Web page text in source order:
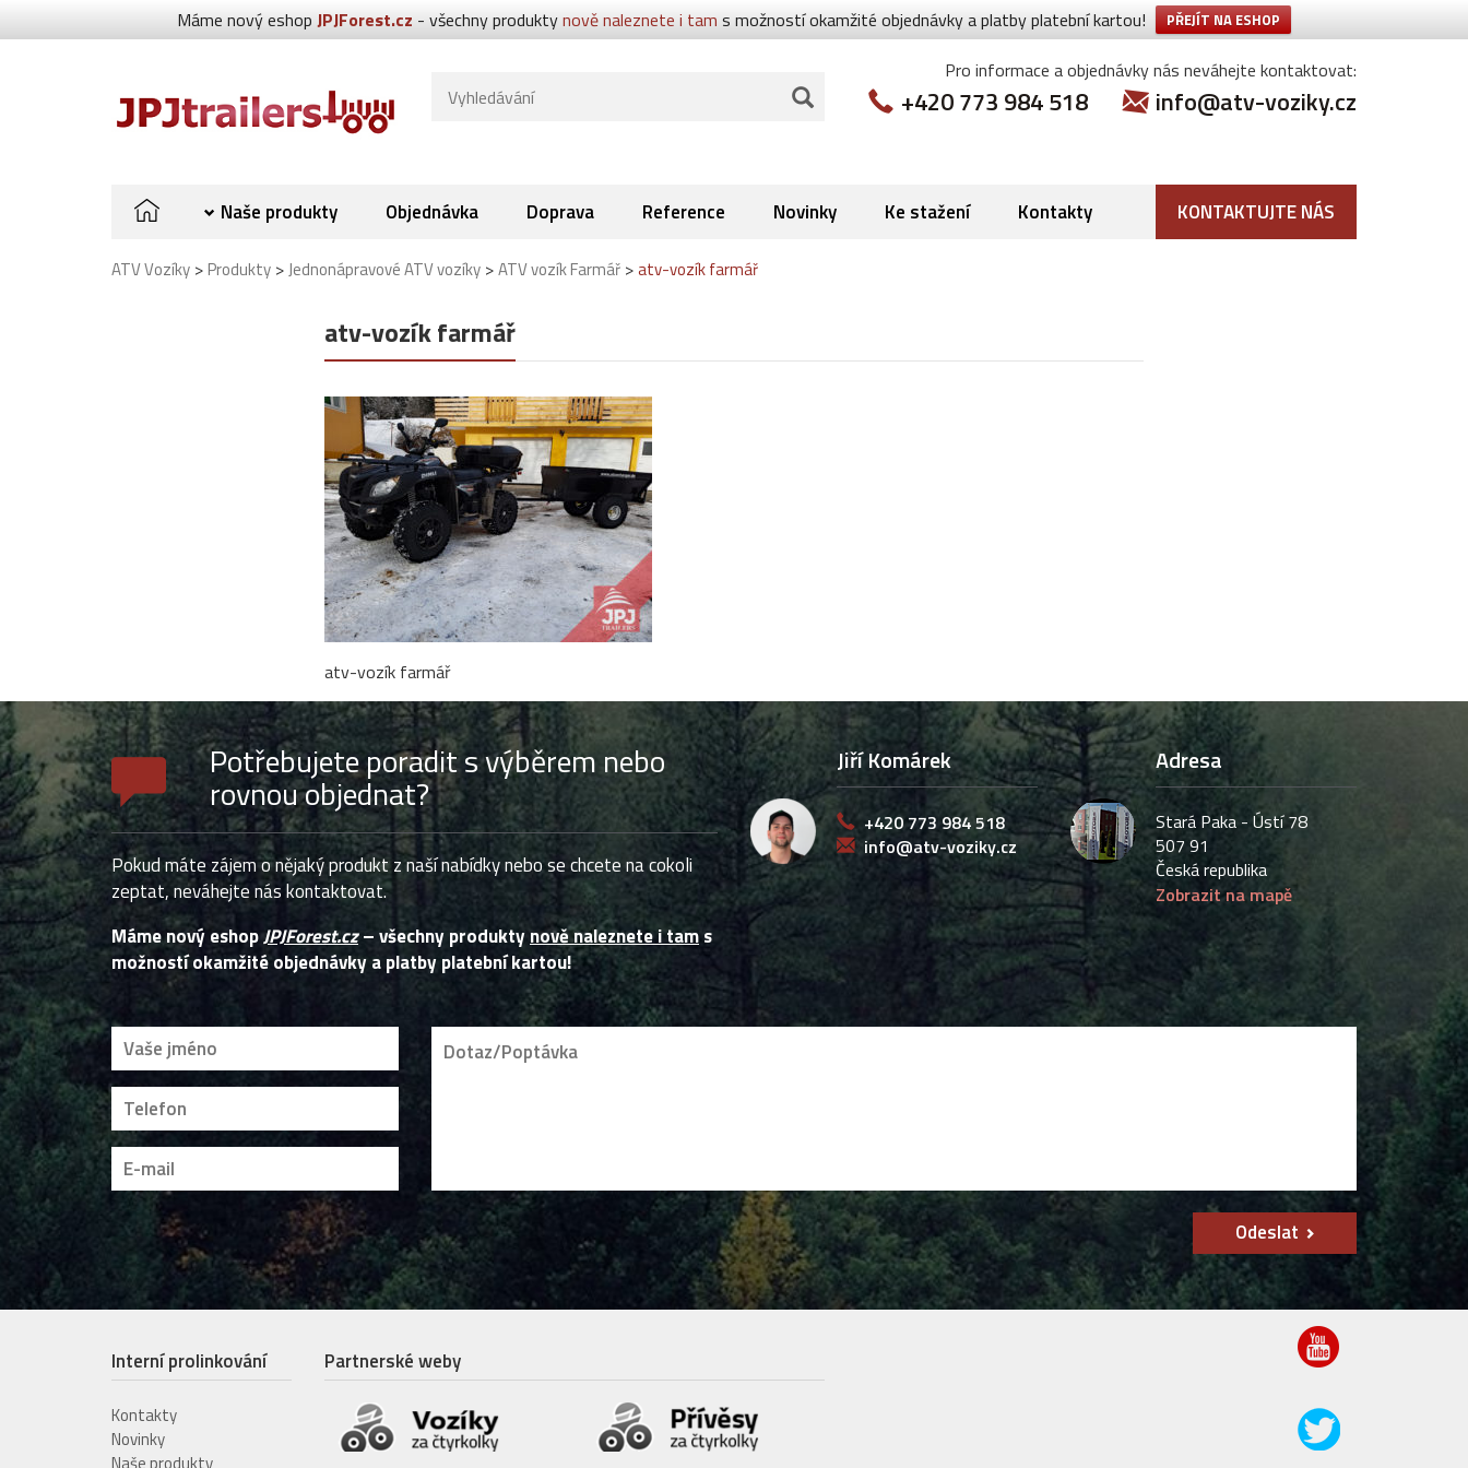
Máme nový eshop JPJForest.cz - všechny produktynově naleznete i tam s možností okamžité objednávky a platby platební kartou! PŘEJÍT NA ESHOP
Pro informace a objednávky nás neváhejte kontaktovat:
+420 773 984 518 info@atv-voziky.cz
Naše produkty Objednávka Doprava Reference Novinky Ke stažení Kontakty KONTAKTUJTE NÁS
ATV Vozíky >Produkty >Jednonápravové ATV vozíky >ATV vozík Farmář >atv-vozík farmář
atv-vozík farmář
atv-vozík farmář
Potřebujete poradit s výběrem nebo
rovnou objednat?
Pokud máte zájem o nějaký produkt z naší nabídky nebo se chcete na cokoli
zeptat, neváhejte nás kontaktovat.
Máme nový eshopJPJForest.cz– všechny produktynově naleznete i tams
možností okamžité objednávky a platby platební kartou!
Jiří Komárek
+420 773 984 518
info@atv-voziky.cz
Adresa
Stará Paka - Ústí 78
507 91
Česká republika
Zobrazit na mapě
Odeslat
Interní prolinkování
Kontakty
Novinky
Naše produkty
Partnerské weby